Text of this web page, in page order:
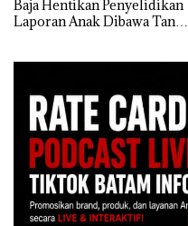
Baja Hentikan Penyelidikan
Laporan Anak Dibawa Tanpa